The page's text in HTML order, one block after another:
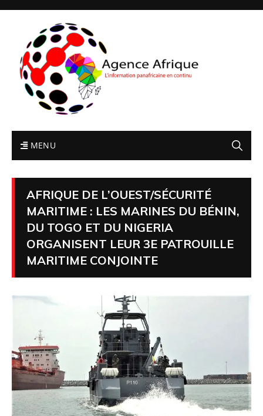
MENU
AFRIQUE DE L’OUEST/SÉCURITÉ
MARITIME : LES MARINES DU BÉNIN,
DU TOGO ET DU NIGERIA
ORGANISENT LEUR 3E PATROUILLE
MARITIME CONJOINTE